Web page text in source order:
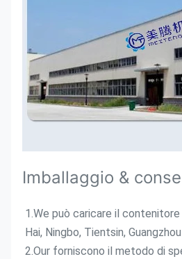
Imballaggio &
1.We può caricare il contenitore
Hai, Ningbo, Tientsin,
2.Our forniscono il metodo di